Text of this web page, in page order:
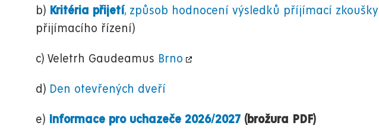
b) Kritéria přijetí, způsob hodnocení výsledků příjímací zkoušky
přijímacího řízení)
c) Veletrh Gaudeamus Brno
d) Den otevřených dveří
e) Informace pro uchazeče 2026/2027 (brožura PDF)